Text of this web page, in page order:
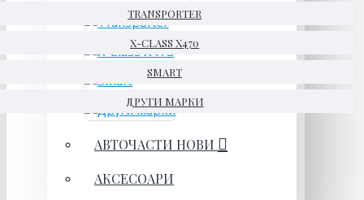
TRANSPORTER
X-CLASS X470
SMART
ДРУГИ МАРКИ
АВТОЧАСТИ НОВИ
АКСЕСОАРИ